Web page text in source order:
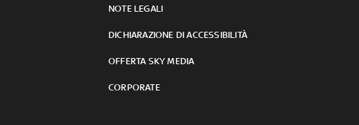
NOTE LEGALI
DICHIARAZIONE DI ACCESSIBILITÀ
OFFERTA SKY MEDIA
CORPORATE